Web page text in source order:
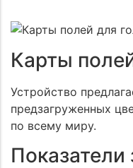
Карты
Устройство
предзагруженных
по всему миру.
Показатели